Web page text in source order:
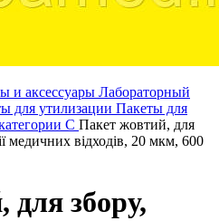
и аксессуары Лабораторный
для утилизации Пакеты для
C Пакет жовтий, для
медичних відходів, 20 мкм, 600
для збору,